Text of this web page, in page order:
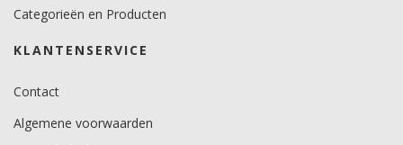
Categorieën en Producten
KLANTENSERVICE
Contact
Algemene voorwaarden